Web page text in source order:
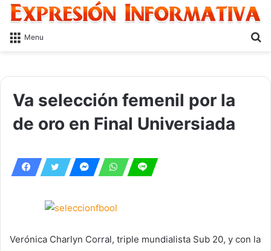
Menu
Va selección femenil por la
de oro en Final Universiada
Verónica Charlyn Corral, triple mundialista Sub 20, y con la